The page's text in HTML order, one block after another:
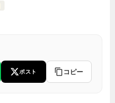
ポスト コピー